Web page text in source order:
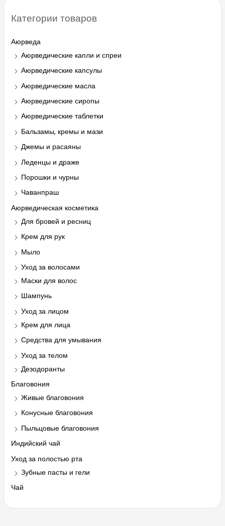
Категории товаров
Аюрведа
Аюрведические капли и спреи
Аюрведические капсулы
Аюрведические масла
Аюрведические сиропы
Аюрведические таблетки
Бальзамы, кремы и мази
Джемы и расаяны
Леденцы и драже
Порошки и чурны
Чаванпраш
Аюрведическая косметика
Для бровей и ресниц
Крем для рук
Мыло
Уход за волосами
Маски для волос
Шампунь
Уход за лицом
Крем для лица
Средства для умывания
Уход за телом
Дезодоранты
Благовония
Живые благовония
Конусные благовония
Пыльцовые благовония
Индийский чай
Уход за полостью рта
Зубные пасты и гели
Чай